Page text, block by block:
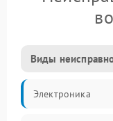
Виды
Электроника